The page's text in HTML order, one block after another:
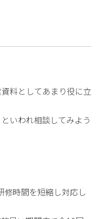
料としてあまり役に立
いわれ相談してみよう
時間を短縮し対応し